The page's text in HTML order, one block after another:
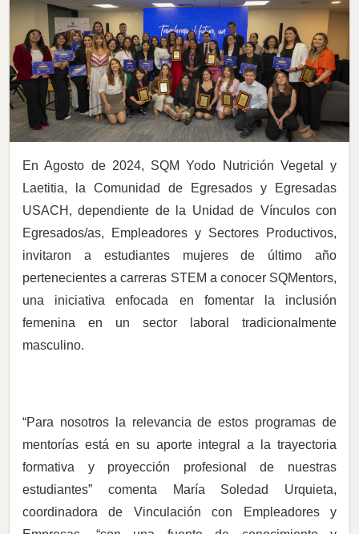
En Agosto de 2024, SQM Yodo Nutrición Vegetal y
Laetitia, la Comunidad de Egresados y Egresadas
USACH, dependiente de la Unidad de Vínculos con
Egresados/as, Empleadores y Sectores Productivos,
invitaron a estudiantes mujeres de último año
pertenecientes a carreras STEM a conocer SQMentors,
una iniciativa enfocada en fomentar la inclusión
femenina en un sector laboral tradicionalmente
masculino.
“Para nosotros la relevancia de estos programas de
mentorías está en su aporte integral a la trayectoria
formativa y proyección profesional de nuestras
estudiantes” comenta María Soledad Urquieta,
coordinadora de Vinculación con Empleadores y